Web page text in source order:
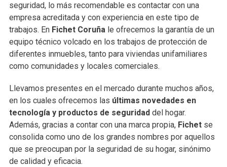
seguridad, lo más recomendable es contactar con una
empresa acreditada y con experiencia en este tipo de
trabajos. En Fichet Coruñale ofrecemos la garantía de un
equipo técnico volcado en los trabajos de protección de
diferentes inmuebles, tanto para viviendas unifamiliares
como comunidades y locales comerciales.
Llevamos presentes en el mercado durante muchos años,
en los cuales ofrecemos las últimas novedades en
tecnología y productos de seguridad del hogar.
Además, gracias a contar con una marca propia, Fichetse
consolida como uno de los grandes nombres por aquellos
que se preocupan por la seguridad de su hogar, sinónimo
de calidad y eficacia.